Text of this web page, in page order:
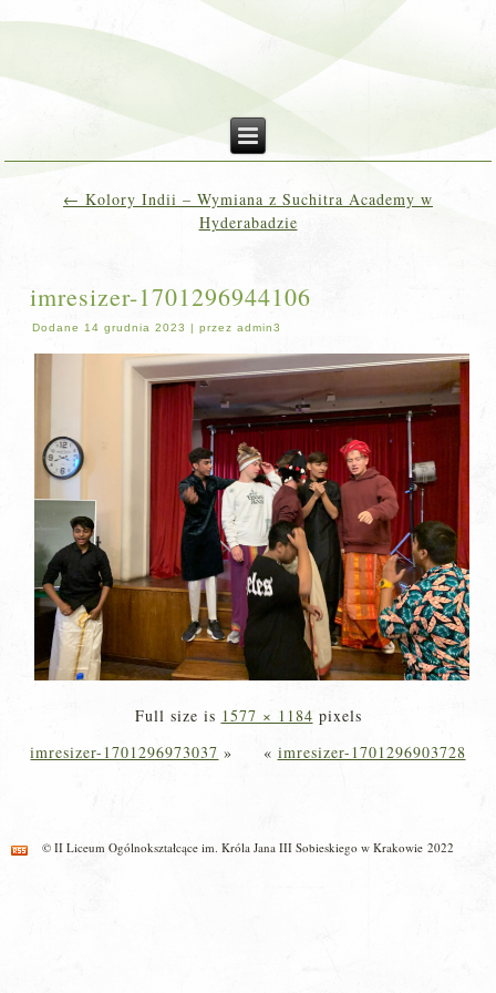
← Kolory Indii – Wymiana z Suchitra Academy w
Hyderabadzie
imresizer-1701296944106
Dodane 14 grudnia 2023 |przez admin3
Full size is 1577 × 1184 pixels
imresizer-1701296973037 » « imresizer-1701296903728
© II Liceum Ogólnokształcące im. Króla Jana III Sobieskiego w Krakowie 2022